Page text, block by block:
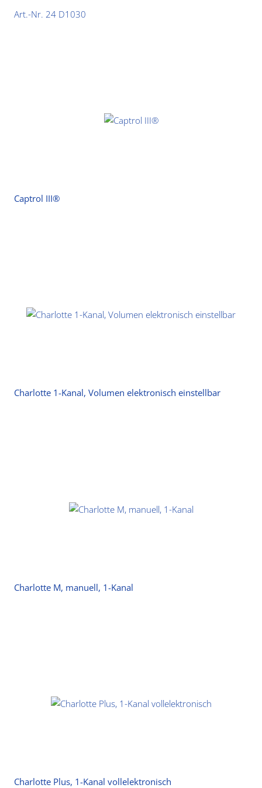
Art.-Nr. 24 D1030
Captrol III®
Charlotte 1-Kanal, Volumen elektronisch einstellbar
Charlotte M, manuell, 1-Kanal
Charlotte Plus, 1-Kanal vollelektronisch